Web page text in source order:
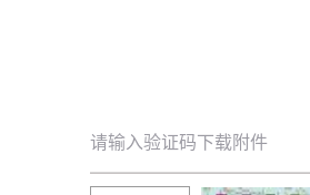
请输入验证码下载附件